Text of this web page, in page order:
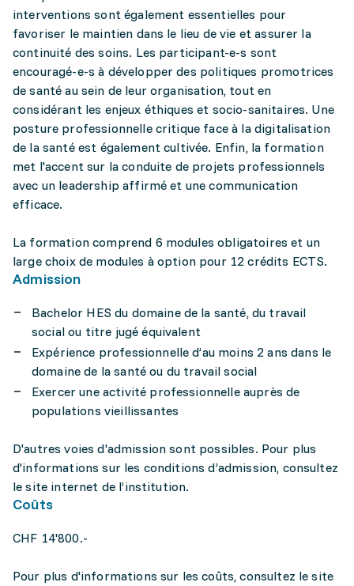
interventions sont également essentielles pour
favoriser le maintien dans le lieu de vie et assurer la
continuité des soins. Les participant-e-s sont
encouragé-e-s à développer des politiques promotrices
de santé au sein de leur organisation, tout en
considérant les enjeux éthiques et socio-sanitaires. Une
posture professionnelle critique face à la digitalisation
de la santé est également cultivée. Enfin, la formation
met l'accent sur la conduite de projets professionnels
avec un leadership affirmé et une communication
efficace.
La formation comprend 6 modules obligatoires et un
large choix de modules à option pour 12 crédits ECTS.
Admission
Bachelor HES du domaine de la santé, du travail
social ou titre jugé équivalent
Expérience professionnelle d’au moins 2 ans dans le
domaine de la santé ou du travail social
Exercer une activité professionnelle auprès de
populations vieillissantes
D'autres voies d'admission sont possibles. Pour plus
d'informations sur les conditions d’admission, consultez
le site internet de l’institution.
Coûts
CHF 14'800.-
Pour plus d'informations sur les coûts, consultez le site